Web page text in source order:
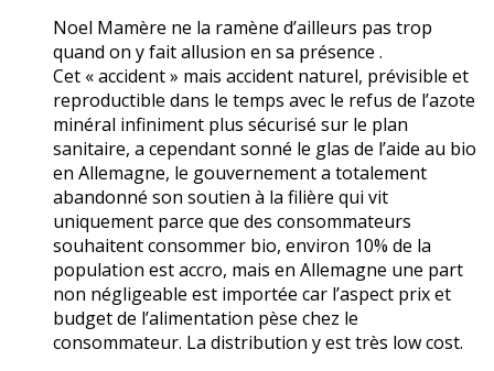
Noel Mamère ne la ramène d’ailleurs pas trop
quand on y fait allusion en sa présence .
Cet « accident » mais accident naturel, prévisible et
reproductible dans le temps avec le refus de l’azote
minéral infiniment plus sécurisé sur le plan
sanitaire, a cependant sonné le glas de l’aide au bio
en Allemagne, le gouvernement a totalement
abandonné son soutien à la filière qui vit
uniquement parce que des consommateurs
souhaitent consommer bio, environ 10% de la
population est accro, mais en Allemagne une part
non négligeable est importée car l’aspect prix et
budget de l’alimentation pèse chez le
consommateur. La distribution y est très low cost.